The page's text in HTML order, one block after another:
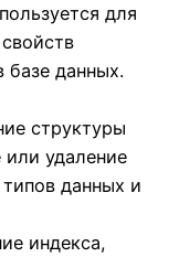
для
данных.
структуры
удаление
данных и
индекса,